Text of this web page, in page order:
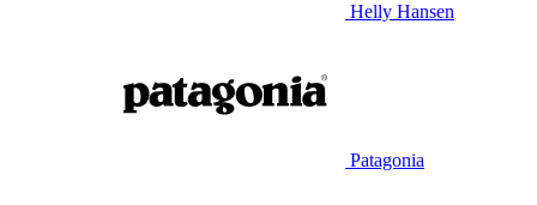
Helly Hansen
Patagonia